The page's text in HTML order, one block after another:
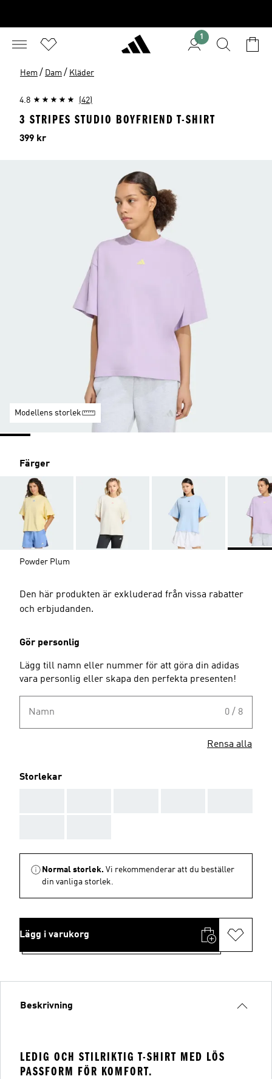
1
Hem / Dam / Kläder
4.8 (42)
3 STRIPES STUDIO BOYFRIEND T-SHIRT
Pris
399 kr
Modellens storlek
Färger
Powder Plum
Den här produkten är exkluderad från vissa rabatter
och erbjudanden.
Gör personlig
Lägg till namn eller nummer för att göra din adidas
vara personlig eller skapa den perfekta presenten!
Namn 0 / 8
Rensa alla
Storlekar
Normal storlek. Vi rekommenderar att du beställer
din vanliga storlek.
Lägg i varukorg
Beskrivning
LEDIG OCH STILRIKTIG T-SHIRT MED LÖS
PASSFORM FÖR KOMFORT.